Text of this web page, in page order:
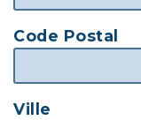
Code Postal
Ville